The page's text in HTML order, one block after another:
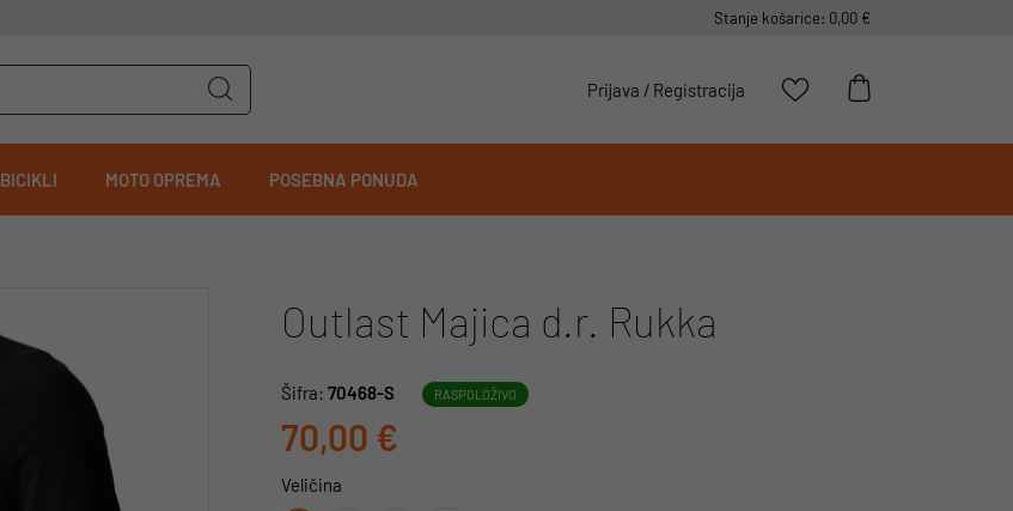
Stanje košarice: 0,00 €
Prijava / Registracija
BICIKLI MOTO OPREMA POSEBNA PONUDA
Outlast Majica d.r. Rukka
Šifra: 70468-S RASPOLOŽIVO
70,00 €
Veličina